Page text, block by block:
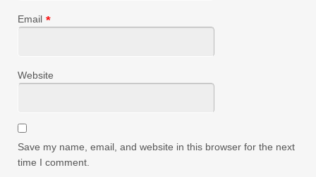
Email *
Website
Save my name, email, and website in this browser for the next
time I comment.